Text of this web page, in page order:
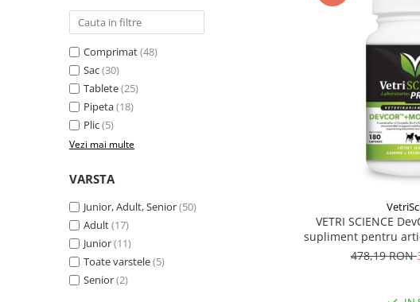
Comprimat(48)
Sac(30)
Tablete(25)
Pipeta(18)
Plic(5)
Vezi mai multe
VARSTA
Junior, Adult, Senior(50)
Adult(17)
Junior(11)
Toate varstele(5)
Senior(2)
VETRI SCIENCE
supliment pentru
180
478,19 RON